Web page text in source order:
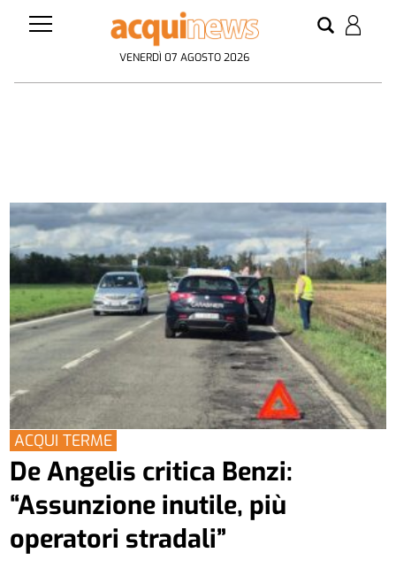
VENERDÌ 07 AGOSTO 2026
ACQUI TERME
De Angelis critica Benzi:
“Assunzione inutile, più
operatori stradali”